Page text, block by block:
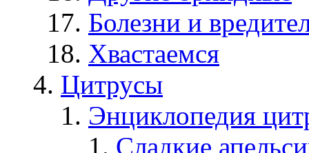
Болезни и
Хвастаемся
Цитрусы
Энциклопедия
Сладкие